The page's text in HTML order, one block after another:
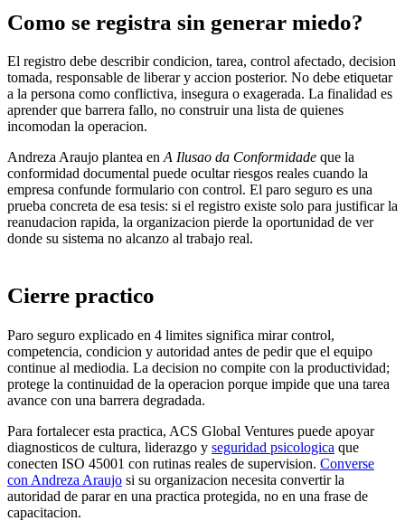
Como se registra sin generar miedo?
El registro debe describir condicion, tarea, control afectado, decision
tomada, responsable de liberar y accion posterior. No debe etiquetar
a la persona como conflictiva, insegura o exagerada. La finalidad es
aprender que barrera fallo, no construir una lista de quienes
incomodan la operacion.
Andreza Araujo plantea en A Ilusao da Conformidade que la
conformidad documental puede ocultar riesgos reales cuando la
empresa confunde formulario con control. El paro seguro es una
prueba concreta de esa tesis: si el registro existe solo para justificar la
reanudacion rapida, la organizacion pierde la oportunidad de ver
donde su sistema no alcanzo al trabajo real.
Cierre practico
Paro seguro explicado en 4 limites significa mirar control,
competencia, condicion y autoridad antes de pedir que el equipo
continue al mediodia. La decision no compite con la productividad;
protege la continuidad de la operacion porque impide que una tarea
avance con una barrera degradada.
Para fortalecer esta practica, ACS Global Ventures puede apoyar
diagnosticos de cultura, liderazgo y seguridad psicologica que
conecten ISO 45001 con rutinas reales de supervision. Converse
con Andreza Araujo si su organizacion necesita convertir la
autoridad de parar en una practica protegida, no en una frase de
capacitacion.